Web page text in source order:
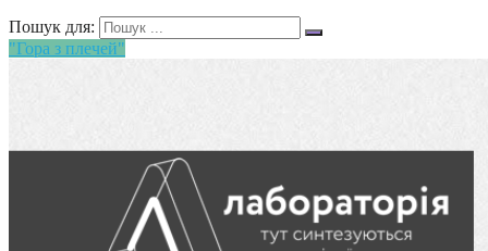
Пошук для:
"Гора з плечей"